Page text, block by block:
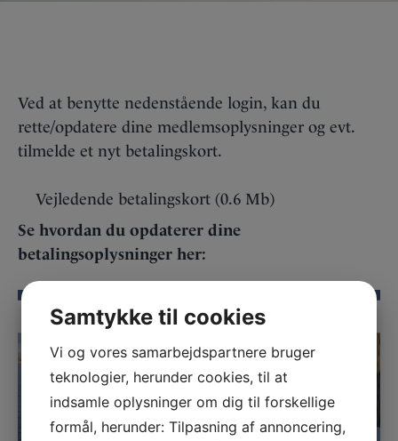
Ved at benytte nedenstående login, kan du
rette/opdatere dine medlemsoplysninger og evt.
tilmelde et nyt betalingskort.
Vejledende betalingskort (0.6 Mb)
Se hvordan du opdaterer dine
betalingsoplysninger her:
Videoafspiller
Samtykke til cookies
Vi og vores samarbejdspartnere bruger
teknologier, herunder cookies, til at
indsamle oplysninger om dig til forskellige
formål, herunder: Tilpasning af annoncering,